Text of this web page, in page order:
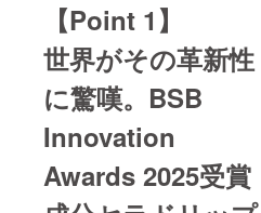
【Point 1】
世界がその革新性
に驚嘆。BSB
Innovation
Awards 2025受賞